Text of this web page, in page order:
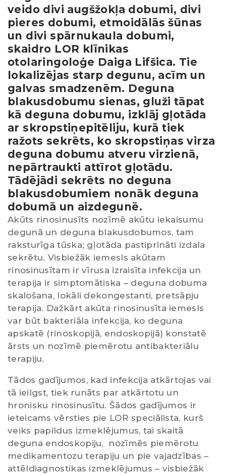
veido divi augšžokļa dobumi, divi
pieres dobumi, etmoidālās šūnas
un divi spārnukaula dobumi,
skaidro LOR klīnikas
otolaringoloģe Daiga Lifšica. Tie
lokalizējas starp degunu, acīm un
galvas smadzenēm. Deguna
blakusdobumu sienas, gluži tāpat
kā deguna dobumu, izklāj gļotāda
ar skropstiņepitēliju, kurā tiek
ražots sekrēts, ko skropstiņas virza
deguna dobumu atveru virzienā,
nepārtraukti attīrot gļotādu.
Tādējādi sekrēts no deguna
blakusdobumiem nonāk deguna
dobumā un aizdegunē.
Akūts rinosinusīts nozīmē akūtu iekaisumu
degunā un deguna blakusdobumos, tam
raksturīga tūska; gļotāda pastiprināti izdala
sekrētu. Visbiežāk iemesls akūtam
rinosinusītam ir vīrusa izraisīta infekcija un
terapija ir simptomātiska – deguna dobuma
skalošana, lokāli dekongestanti, pretsāpju
terapija. Dažkārt akūta rinosinusīta iemesls
var būt bakteriāla infekcija, ko deguna
apskatē (rinoskopijā, endoskopijā) konstatē
ārsts un nozīmē piemērotu antibakteriālu
terapiju.
Tādos gadījumos, kad infekcija atkārtojas vai
tā ieilgst, tiek runāts par atkārtotu un
hronisku rinosinusītu. Šādos gadījumos ir
ieteicams vērsties pie LOR speciālista, kurš
veiks papildus izmeklējumus, tai skaitā
deguna endoskopiju, nozīmēs piemērotu
medikamentozu terapiju un pie vajadzības –
attēldiagnostikas izmeklējumus – visbiežāk